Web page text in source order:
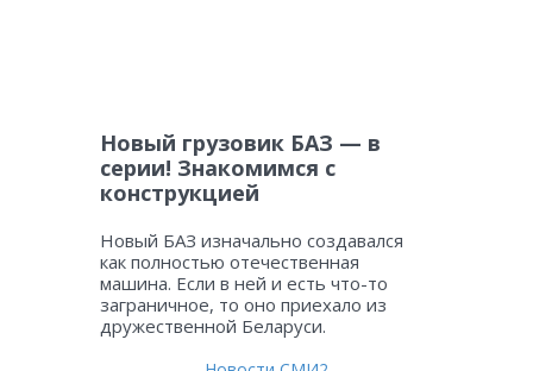
Новый грузовик БАЗ — в
серии! Знакомимся с
конструкцией
Новый БАЗ изначально создавался
как полностью отечественная
машина. Если в ней и есть что-то
заграничное, то оно приехало из
дружественной Беларуси.